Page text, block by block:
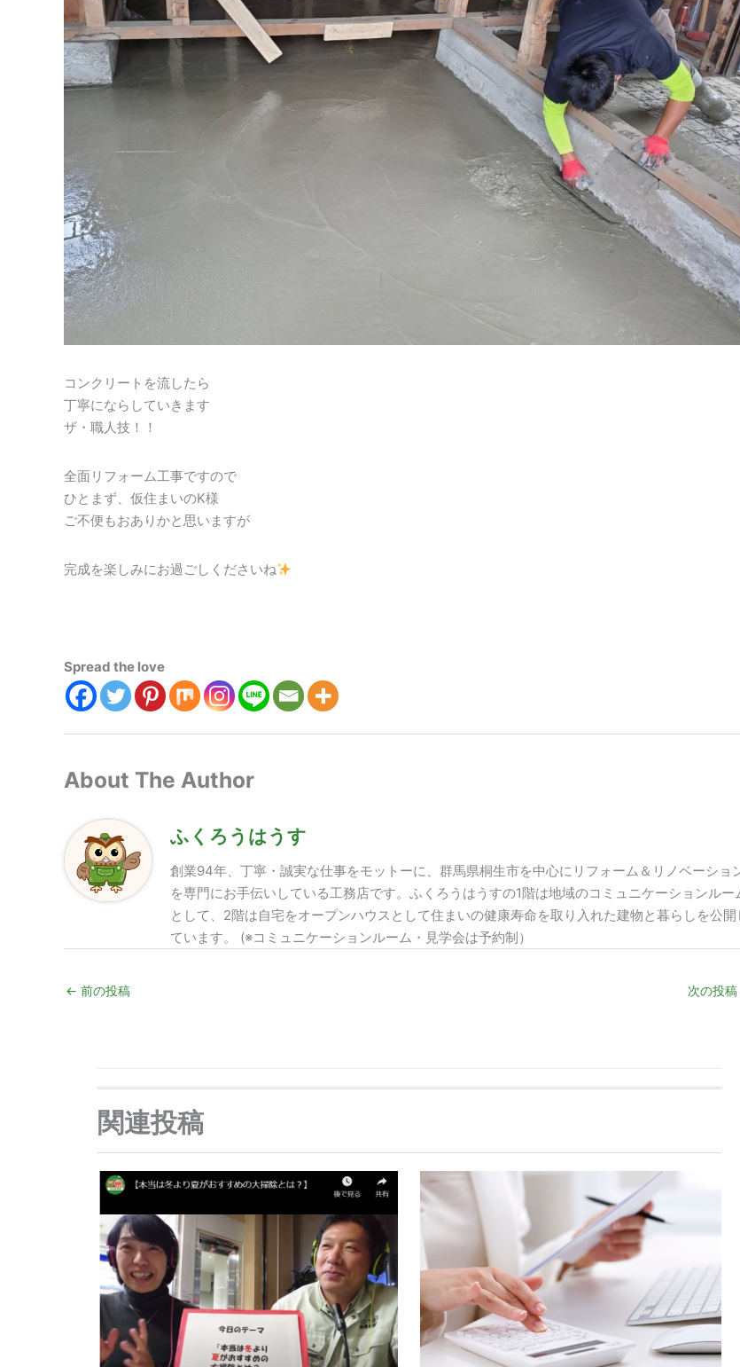
コンクリートを流したら
丁寧にならしていきます
ザ・職人技！！
全面リフォーム工事ですので
ひとまず、仮住まいのK様
ご不便もおありかと思いますが
完成を楽しみにお過ごしくださいね
Spread the love
About The Author
ふくろうはうす
創業94年、丁寧・誠実な仕事をモットーに、群馬県桐生市を中心にリフォーム＆リノベーショ
を専門にお手伝いしている工務店です。ふくろうはうすの1階は地域のコミュニケーションルー
として、2階は自宅をオープンハウスとして住まいの健康寿命を取り入れた建物と暮らしを公開
ています。 (※コミュニケーションルーム・見学会は予約制）
← 前の投稿 次の投稿
関連投稿